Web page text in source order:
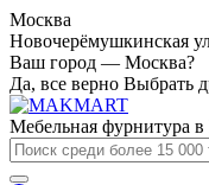
Москва
Новочерёмушкинская
Ваш город — Москва?
Да, все верно Выбрать
Мебельная фурнитура в